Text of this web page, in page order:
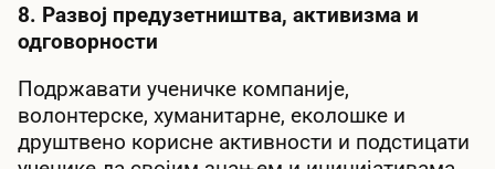
8. Развој предузетништва, активизма и
одговорности
Подржавати ученичке компаније,
волонтерске, хуманитарне, еколошке и
друштвено корисне активности и подстицати